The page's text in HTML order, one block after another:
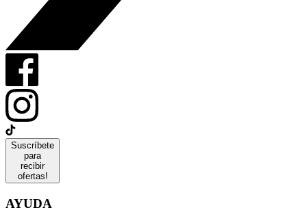
Suscríbete
para
recibir
ofertas!
AYUDA